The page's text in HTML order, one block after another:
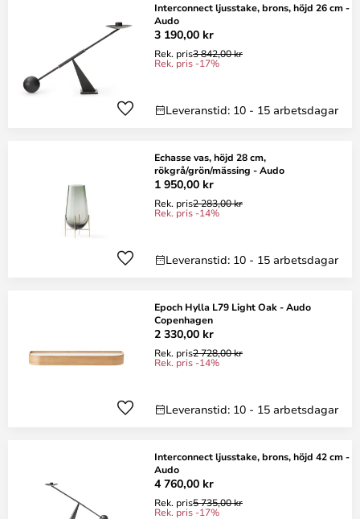
Interconnect ljusstake, brons, höjd 26 cm -
Audo
3 190,00 kr
Rek. pris3 842,00 kr
Rek. pris -17%
Leveranstid: 10 - 15 arbetsdagar
Echasse vas, höjd 28 cm,
rökgrå/grön/mässing - Audo
1 950,00 kr
Rek. pris2 283,00 kr
Rek. pris -14%
Leveranstid: 10 - 15 arbetsdagar
Epoch Hylla L79 Light Oak - Audo
Copenhagen
2 330,00 kr
Rek. pris2 728,00 kr
Rek. pris -14%
Leveranstid: 10 - 15 arbetsdagar
Interconnect ljusstake, brons, höjd 42 cm -
Audo
4 760,00 kr
Rek. pris5 735,00 kr
Rek. pris -17%